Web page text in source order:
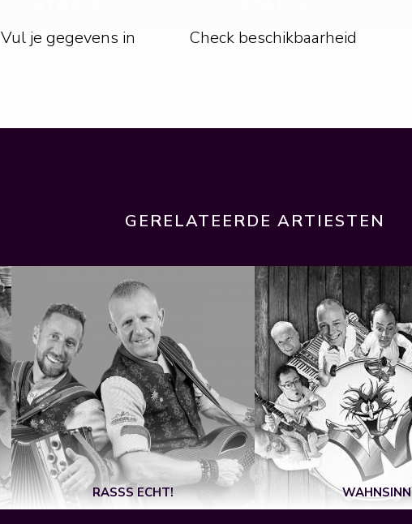
Vul je gegevens in Check beschikbaarheid
GERELATEERDE ARTIESTEN
RASSS ECHT! WAHNSINN